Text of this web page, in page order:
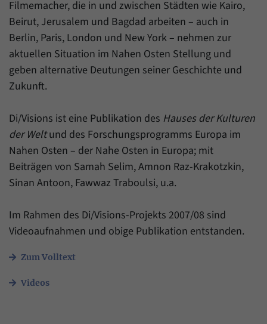
Filmemacher, die in und zwischen Städten wie Kairo,
Beirut, Jerusalem und Bagdad arbeiten – auch in
Berlin, Paris, London und New York – nehmen zur
aktuellen Situation im Nahen Osten Stellung und
geben alternative Deutungen seiner Geschichte und
Zukunft.
Di/Visions ist eine Publikation des Hauses der Kulturen
der Weltund des Forschungsprogramms Europa im
Nahen Osten – der Nahe Osten in Europa; mit
Beiträgen von Samah Selim, Amnon Raz-Krakotzkin,
Sinan Antoon, Fawwaz Traboulsi, u.a.
Im Rahmen des Di/Visions-Projekts 2007/08 sind
Videoaufnahmen und obige Publikation entstanden.
Zum Volltext
Videos
Zweck
speichern.